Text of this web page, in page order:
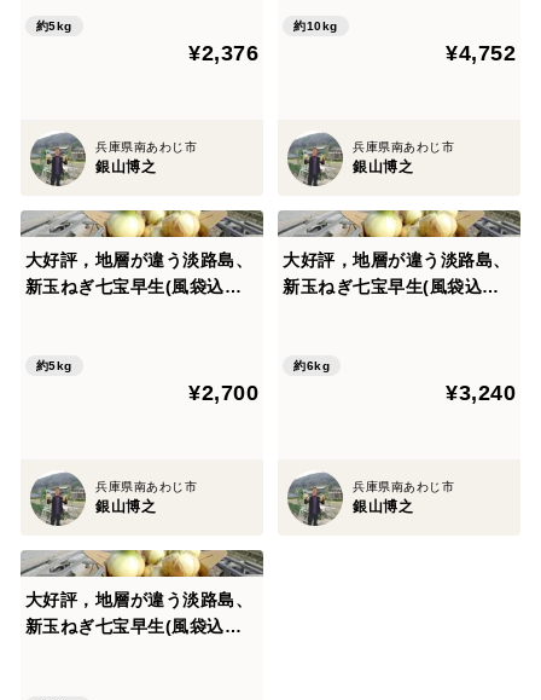
約5kg
¥2,376
兵庫県南あわじ市
銀山博之
約10kg
¥4,752
兵庫県南あわじ市
銀山博之
大好評，地層が違う淡路島、
新玉ねぎ七宝早生(風袋込み5
約5kg
¥2,700
兵庫県南あわじ市
銀山博之
大好評，地層が違う淡路島、
新玉ねぎ七宝早生(風袋込み
約6kg
¥3,240
兵庫県南あわじ市
銀山博之
大好評，地層が違う淡路島、
新玉ねぎ七宝早生(風袋込み